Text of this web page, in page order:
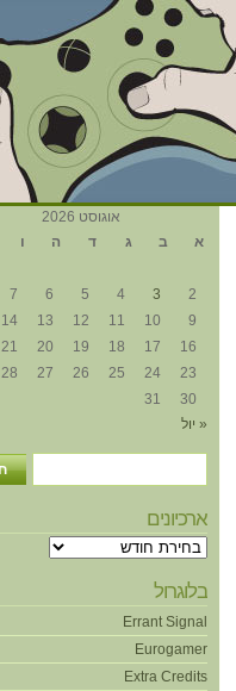
אוגוסט 2026
א
ב ג ד ה ו
2
3
4
5
6
7
9
10
11
12
13
14
16
17
18
19
20
21
23
24
25
26
27
28
30
31
« יול
ארכיונים
ארכיונים
בלוגרול
Errant Signal
Eurogamer
Extra Credits